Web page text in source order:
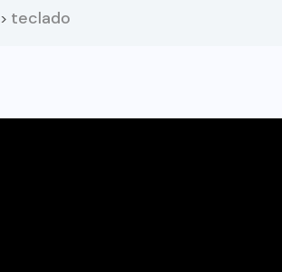
> teclado